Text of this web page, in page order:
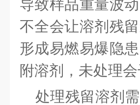
导致样品重量波
不全会让溶剂残
形成易燃易爆隐
附溶剂，未处理
处理残留溶剂